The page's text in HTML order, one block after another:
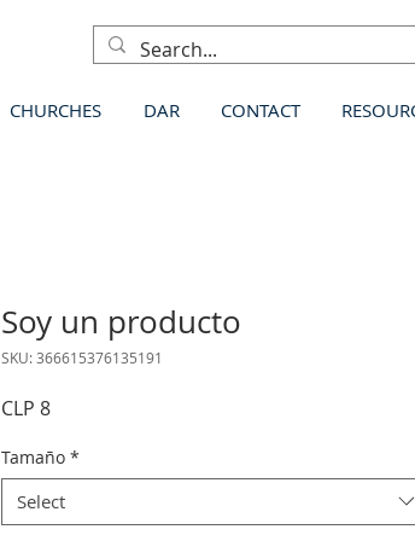
CHURCHES DAR CONTACT
Soy un producto
SKU: 366615376135191
CLP 8Price
Tamaño *
Select